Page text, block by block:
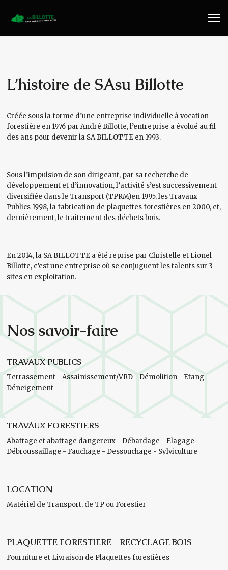
Travaux Forestiers
Traitement de Déchets Bois
Contact
L’histoire de SAsu Billotte
Créée sous la forme d’une entreprise individuelle à vocation
forestière en 1976 par André Billotte, l’entreprise a évolué au fil
des ans pour devenir la SA BILLOTTE en 1993.
Sous l’impulsion de son dirigeant, par sa recherche de
développement et d’innovation, l’activité s’est successivement
diversifiée dans le Transport (TPRM)en 1995, les Travaux
Publics 1998, la fabrication de plaquettes forestières en 2000, et,
dernièrement, le traitement des déchets bois.
En 2014, la SA BILLOTTE a été reprise par Christelle et Lionel
Billotte, c’est une entreprise où se conjuguent les talents sur 3
sites en exploitation.
Nos savoir-faire
TRAVAUX PUBLICS
Terrassement - Assainissement/VRD - Démolition - Etang -
Déneigement
TRAVAUX FORESTIERS
Abattage et abattage dangereux - Débardage - Elagage -
Débroussaillage - Fauchage - Dessouchage - Sylviculture
LOCATION
Matériel de Transport, de TP ou Forestier
PLAQUETTE FORESTIERE - RECYCLAGE BOIS
Fourniture et Livraison de Plaquettes forestières